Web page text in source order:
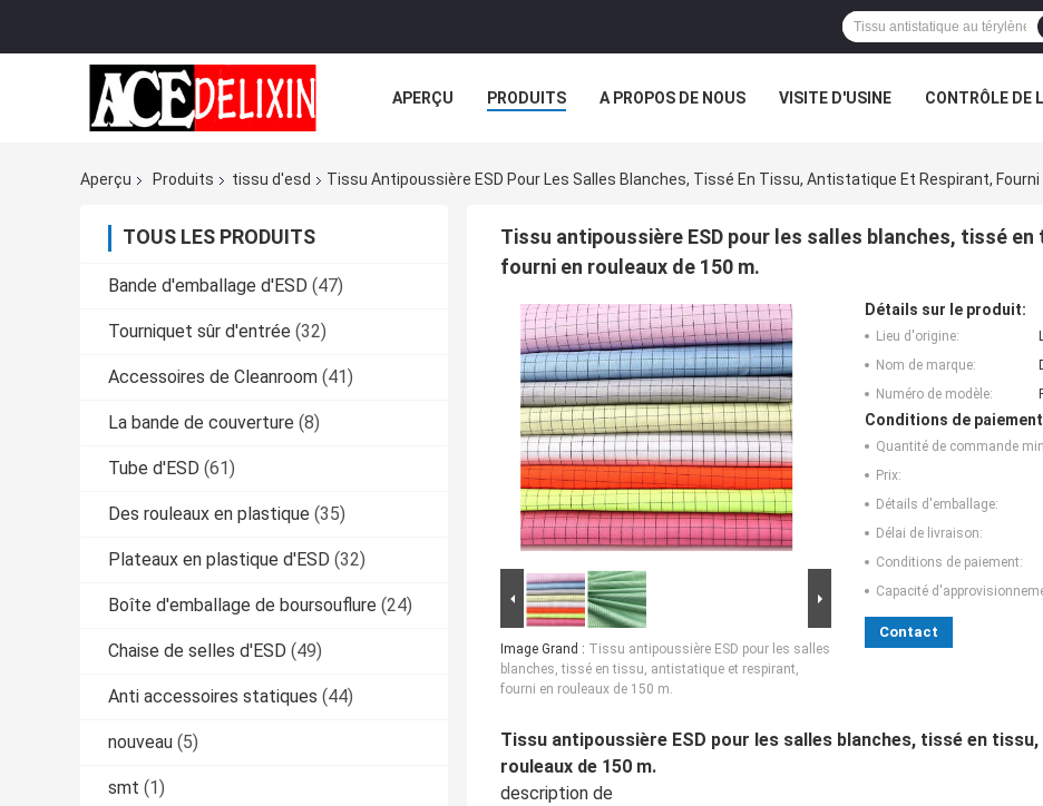
APERÇU PRODUITS A PROPOS DE NOUS VISITE D'USINE CONTRÔLE DE
Aperçu
Produits tissu d'esd Tissu Antipoussière ESD Pour Les Salles Blanches, Tissé En Tissu, Antistatique Et Respirant, Fourni
TOUS LES PRODUITS
Bande d'emballage d'ESD (47)
Tourniquet sûr d'entrée (32)
Accessoires de Cleanroom (41)
La bande de couverture (8)
Tube d'ESD (61)
Des rouleaux en plastique (35)
Plateaux en plastique d'ESD (32)
Boîte d'emballage de boursouflure (24)
Chaise de selles d'ESD (49)
Anti accessoires statiques (44)
nouveau (5)
smt (1)
Tissu antipoussière ESD pour les salles blanches, tissé
fourni en rouleaux de 150 m.
Image Grand : Tissu antipoussière ESD pour les salles
blanches, tissé en tissu, antistatique et respirant,
fourni en rouleaux de 150 m.
Détails sur le produit:
Lieu d'origine:
Nom de marque:
Numéro de modèle:
Conditions de
Quantité de commande
Prix:
Détails d'emballage:
Délai de livraison:
Conditions de paiement:
Capacité
Contact
Tissu antipoussière ESD pour les salles blanches, tissé en
rouleaux de 150 m.
description de